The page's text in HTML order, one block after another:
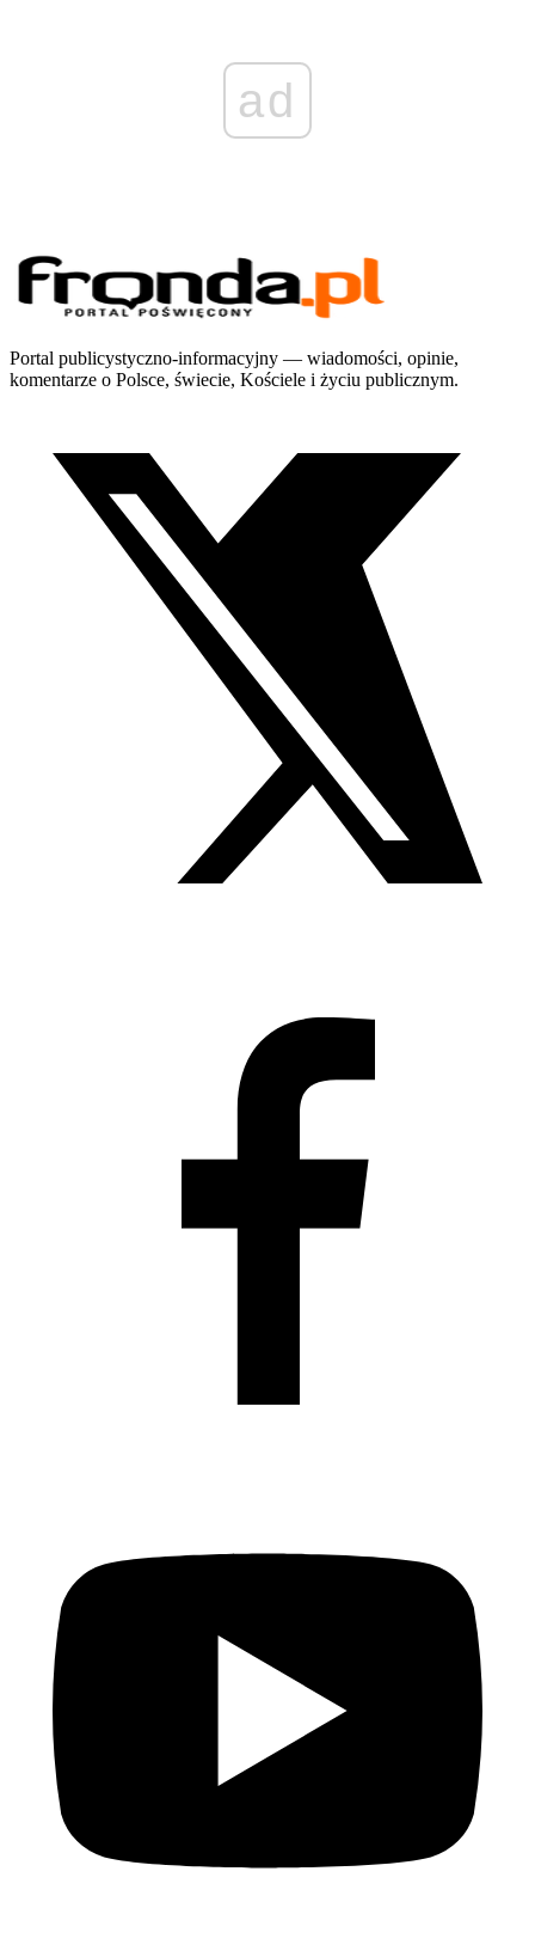
ad
Portal publicystyczno-informacyjny — wiadomości, opinie,
komentarze o Polsce, świecie, Kościele i życiu publicznym.